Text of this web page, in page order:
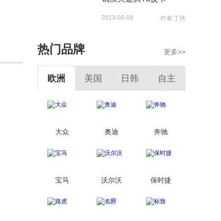
2013-08-09 作者:丁祎
热门品牌 更多>>
欧洲 美国 日韩 自主
大众 奥迪 奔驰
宝马 沃尔沃 保时捷